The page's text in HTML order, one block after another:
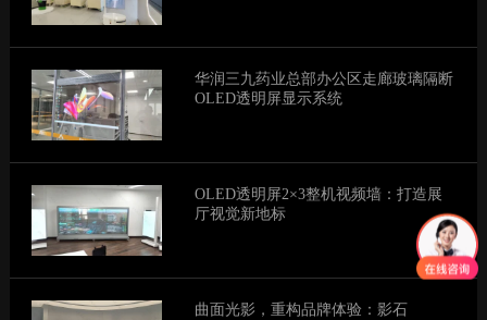
华润三九药业总部办公区走廊玻璃隔断
OLED透明屏显示系统
OLED透明屏2×3整机视频墙：打造展
厅视觉新地标
曲面光影，重构品牌体验：影石